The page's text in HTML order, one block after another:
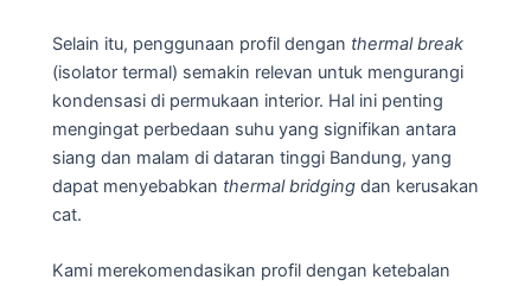
Selain itu, penggunaan profil dengan thermal break
(isolator termal) semakin relevan untuk mengurangi
kondensasi di permukaan interior. Hal ini penting
mengingat perbedaan suhu yang signifikan antara
siang dan malam di dataran tinggi Bandung, yang
dapat menyebabkan thermal bridging dan kerusakan
cat.
Kami merekomendasikan profil dengan ketebalan